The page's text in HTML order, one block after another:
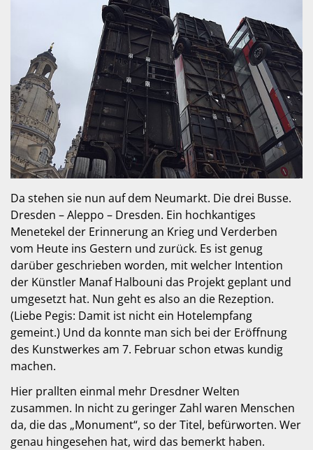
Da stehen sie nun auf dem Neumarkt. Die drei Busse.
Dresden – Aleppo – Dresden. Ein hochkantiges
Menetekel der Erinnerung an Krieg und Verderben
vom Heute ins Gestern und zurück. Es ist genug
darüber geschrieben worden, mit welcher Intention
der Künstler Manaf Halbouni das Projekt geplant und
umgesetzt hat. Nun geht es also an die Rezeption.
(Liebe Pegis: Damit ist nicht ein Hotelempfang
gemeint.) Und da konnte man sich bei der Eröffnung
des Kunstwerkes am 7. Februar schon etwas kundig
machen.
Hier prallten einmal mehr Dresdner Welten
zusammen. In nicht zu geringer Zahl waren Menschen
da, die das „Monument“, so der Titel, befürworten. Wer
genau hingesehen hat, wird das bemerkt haben.